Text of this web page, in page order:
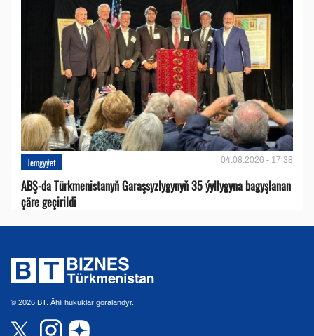
Jemgyýet 04.08.2026 - 17:38
ABŞ-da Türkmenistanyň Garaşsyzlygynyň 35 ýyllygyna bagyşlanan
çäre geçirildi
© 2026 BT. Ähli hukuklar goralandyr.